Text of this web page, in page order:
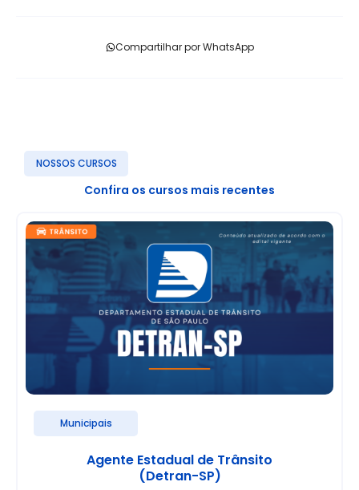
Compartilhar por WhatsApp
NOSSOS CURSOS
Confira os cursos mais recentes
Municipais
Agente Estadual de Trânsito
(Detran-SP)